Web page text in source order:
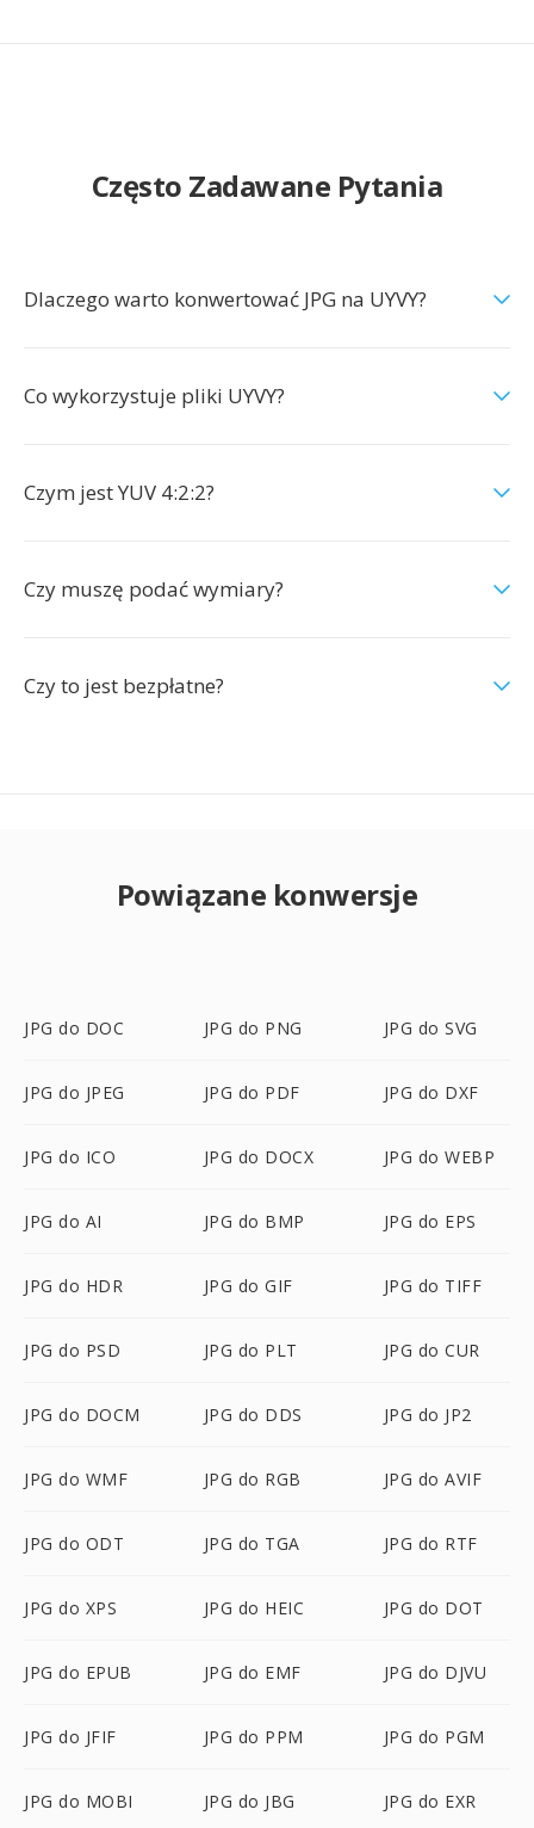
Często Zadawane Pytania
Dlaczego warto konwertować JPG na UYVY?
Co wykorzystuje pliki UYVY?
Czym jest YUV 4:2:2?
Czy muszę podać wymiary?
Czy to jest bezpłatne?
Powiązane konwersje
JPG do DOC JPG do PNG JPG do SVG
JPG do JPEG JPG do PDF JPG do DXF
JPG do ICO JPG do DOCX JPG do WEBP
JPG do AI JPG do BMP JPG do EPS
JPG do HDR JPG do GIF JPG do TIFF
JPG do PSD JPG do PLT JPG do CUR
JPG do DOCM JPG do DDS JPG do JP2
JPG do WMF JPG do RGB JPG do AVIF
JPG do ODT JPG do TGA JPG do RTF
JPG do XPS JPG do HEIC JPG do DOT
JPG do EPUB JPG do EMF JPG do DJVU
JPG do JFIF JPG do PPM JPG do PGM
JPG do MOBI JPG do JBG JPG do EXR